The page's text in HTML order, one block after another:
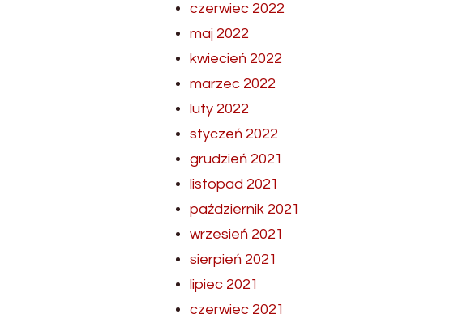
czerwiec 2022
maj 2022
kwiecień 2022
marzec 2022
luty 2022
styczeń 2022
grudzień 2021
listopad 2021
październik 2021
wrzesień 2021
sierpień 2021
lipiec 2021
czerwiec 2021